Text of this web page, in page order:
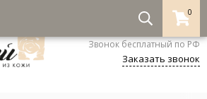
0
8-800-333-5530
Звонок бесплатный по РФ
Заказать звонок